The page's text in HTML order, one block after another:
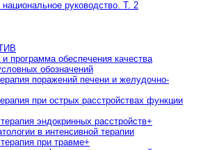
руководство. Т. 2
программа обеспечения качества
обозначений
поражений печени и желудочно-
при острых расстройствах функции
эндокринных расстройств+
в интенсивной терапии
при травме+